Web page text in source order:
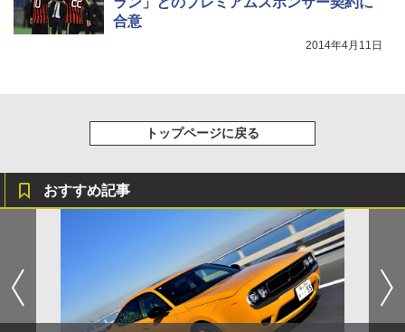
合意
2014年4月11日
トップページに戻る
おすすめ記事